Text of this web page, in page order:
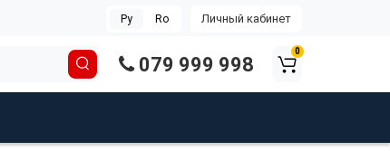
Личный кабинет
Ру Ro
079 999 998
0